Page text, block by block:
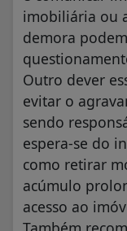
imobiliária ou
demora
Outro dever
evitar o
sendo
espera-se do
como retirar
acúmulo
acesso ao